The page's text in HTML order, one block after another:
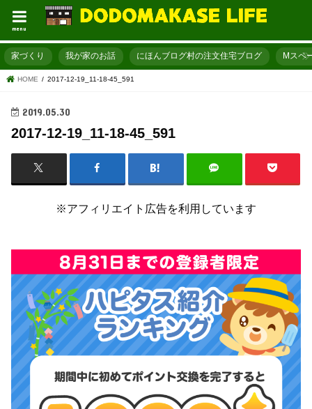
menu
家づくり 我が家のお話 にほんブログ村の注文住宅ブログ Mスペ
HOME 2017-12-19_11-18-45_591
2019.05.30
2017-12-19_11-18-45_591
※アフィリエイト広告を利用しています